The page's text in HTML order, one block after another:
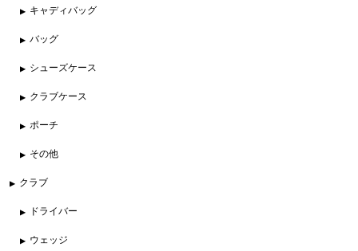
キャディバッグ
バッグ
シューズケース
クラブケース
ポーチ
その他
クラブ
ドライバー
ウェッジ